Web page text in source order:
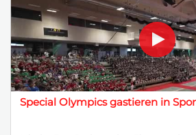
Special Olympics gastieren in